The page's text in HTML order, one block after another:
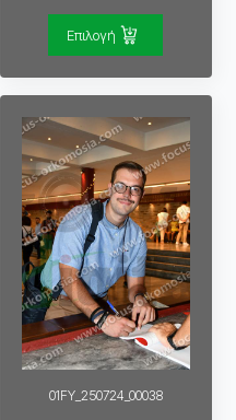
Επιλογή
01FY_250724_00038